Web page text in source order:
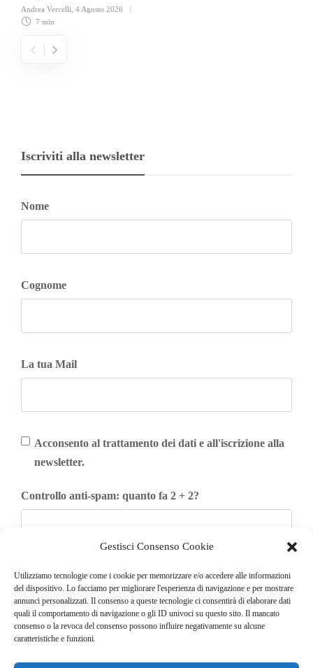
Gestisci Consenso Cookie
Utilizziamo tecnologie come i cookie per memorizzare e/o accedere alle informazioni
del dispositivo. Lo facciamo per migliorare l'esperienza di navigazione e per mostrare
annunci personalizzati. Il consenso a queste tecnologie ci consentirà di elaborare dati
quali il comportamento di navigazione o gli ID univoci su questo sito. Il mancato
consenso o la revoca del consenso possono influire negativamente su alcune
caratteristiche e funzioni.
Andrea Vercelli 4 Agosto 2026
7 min
Iscriviti alla newsletter
Nome
Cognome
La tua Mail
Acconsento al trattamento dei dati e all'iscrizione alla
newsletter.
Controllo anti-spam: quanto fa 2 + 2?
Iscriviti